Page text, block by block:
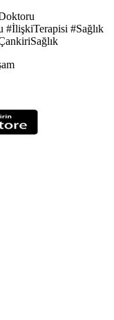
#İlişkiTerapisi #Sağlık